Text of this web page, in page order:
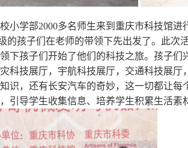
小学部2000多名师生来到重庆市科技馆进
的孩子们在老师的带领下先出发了。此次
下孩子们开始了他们的科技之旅。孩子
科技展厅，宇航科技展厅，交通科技展
识，还有长安汽车的奇妙，这一切都让
引导学生收集信息、培养学生积累生活素